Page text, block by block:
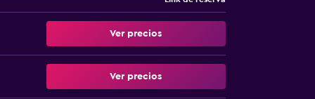
Ver precios
Ver precios